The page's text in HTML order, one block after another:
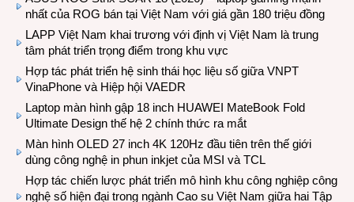
nhất của ROG bán tại Việt Nam với giá gần 180 triệu đồng
LAPP Việt Nam khai trương với định vị Việt Nam là trung
tâm phát triển trọng điểm trong khu vực
Hợp tác phát triển hệ sinh thái học liệu số giữa VNPT
VinaPhone và Hiệp hội VAEDR
Laptop màn hình gập 18 inch HUAWEI MateBook Fold
Ultimate Design thế hệ 2 chính thức ra mắt
Màn hình OLED 27 inch 4K 120Hz đầu tiên trên thế giới
dùng công nghệ in phun inkjet của MSI và TCL
Hợp tác chiến lược phát triển mô hình khu công nghiệp công
nghệ số hiện đại trong ngành Cao su Việt Nam giữa hai Tập